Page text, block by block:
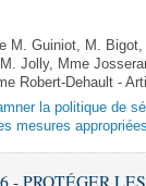
M. Guiniot, M.
Jolly, Mme
Robert-Dehault -
la politique de
mesures
6 - PROTÉGER